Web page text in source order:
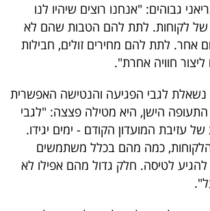
גבוהים: "אנחנו רוצים שיהיו לנו
של לקוחות. לתת להם הטבות שהם לא
אחר. לתת להם מחירים זולים, חבילות
חוויה אחרת".
נשאלת לגבי הפגיעה והנטישה האפשרית
התעופה הישן, היא מטילה פצצה: "לגבי
עזיבת המועדון הקודם - ימים יגידו.
כמה מהם בכלל משתמשים
להגיע לטיסה. חלק גדול מהם אפילו לא